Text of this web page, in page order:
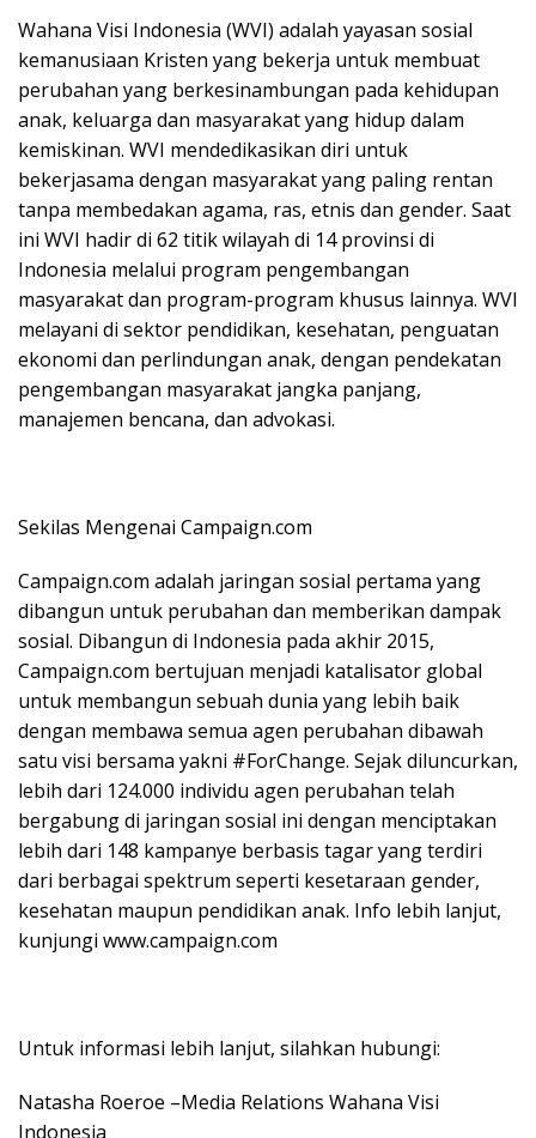
Wahana Visi Indonesia (WVI) adalah yayasan sosial
kemanusiaan Kristen yang bekerja untuk membuat
perubahan yang berkesinambungan pada kehidupan
anak, keluarga dan masyarakat yang hidup dalam
kemiskinan. WVI mendedikasikan diri untuk
bekerjasama dengan masyarakat yang paling rentan
tanpa membedakan agama, ras, etnis dan gender. Saat
ini WVI hadir di 62 titik wilayah di 14 provinsi di
Indonesia melalui program pengembangan
masyarakat dan program-program khusus lainnya. WVI
melayani di sektor pendidikan, kesehatan, penguatan
ekonomi dan perlindungan anak, dengan pendekatan
pengembangan masyarakat jangka panjang,
manajemen bencana, dan advokasi.
Sekilas Mengenai Campaign.com
Campaign.com adalah jaringan sosial pertama yang
dibangun untuk perubahan dan memberikan dampak
sosial. Dibangun di Indonesia pada akhir 2015,
Campaign.com bertujuan menjadi katalisator global
untuk membangun sebuah dunia yang lebih baik
dengan membawa semua agen perubahan dibawah
satu visi bersama yakni #ForChange. Sejak diluncurkan,
lebih dari 124.000 individu agen perubahan telah
bergabung di jaringan sosial ini dengan menciptakan
lebih dari 148 kampanye berbasis tagar yang terdiri
dari berbagai spektrum seperti kesetaraan gender,
kesehatan maupun pendidikan anak. Info lebih lanjut,
kunjungi www.campaign.com
Untuk informasi lebih lanjut, silahkan hubungi:
Natasha Roeroe –Media Relations Wahana Visi
Indonesia